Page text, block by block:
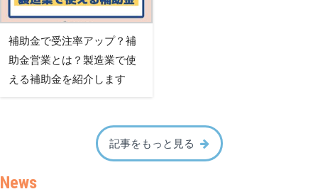
補助金で受注率アップ？補
助金営業とは？製造業で使
える補助金を紹介します
記事をもっと見る